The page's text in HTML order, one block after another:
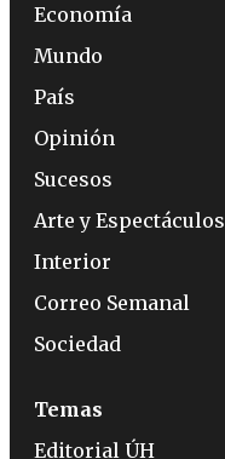
Economía
Mundo
País
Opinión
Sucesos
Arte y Espectáculos
Interior
Correo Semanal
Sociedad
Temas
Editorial ÚH